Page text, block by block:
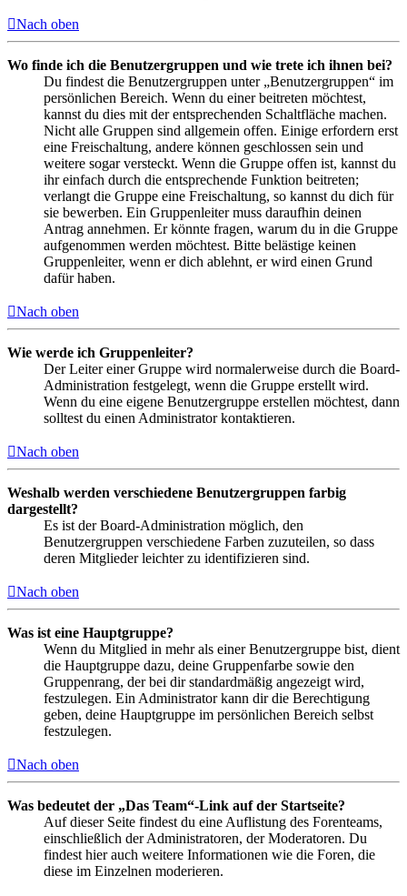
Nach oben
Wo finde ich die Benutzergruppen und wie trete ich ihnen bei?
Du findest die Benutzergruppen unter „Benutzergruppen“ im
persönlichen Bereich. Wenn du einer beitreten möchtest,
kannst du dies mit der entsprechenden Schaltfläche machen.
Nicht alle Gruppen sind allgemein offen. Einige erfordern erst
eine Freischaltung, andere können geschlossen sein und
weitere sogar versteckt. Wenn die Gruppe offen ist, kannst du
ihr einfach durch die entsprechende Funktion beitreten;
verlangt die Gruppe eine Freischaltung, so kannst du dich für
sie bewerben. Ein Gruppenleiter muss daraufhin deinen
Antrag annehmen. Er könnte fragen, warum du in die Gruppe
aufgenommen werden möchtest. Bitte belästige keinen
Gruppenleiter, wenn er dich ablehnt, er wird einen Grund
dafür haben.
Nach oben
Wie werde ich Gruppenleiter?
Der Leiter einer Gruppe wird normalerweise durch die Board-
Administration festgelegt, wenn die Gruppe erstellt wird.
Wenn du eine eigene Benutzergruppe erstellen möchtest, dann
solltest du einen Administrator kontaktieren.
Nach oben
Weshalb werden verschiedene Benutzergruppen farbig
dargestellt?
Es ist der Board-Administration möglich, den
Benutzergruppen verschiedene Farben zuzuteilen, so dass
deren Mitglieder leichter zu identifizieren sind.
Nach oben
Was ist eine Hauptgruppe?
Wenn du Mitglied in mehr als einer Benutzergruppe bist, dient
die Hauptgruppe dazu, deine Gruppenfarbe sowie den
Gruppenrang, der bei dir standardmäßig angezeigt wird,
festzulegen. Ein Administrator kann dir die Berechtigung
geben, deine Hauptgruppe im persönlichen Bereich selbst
festzulegen.
Nach oben
Was bedeutet der „Das Team“-Link auf der Startseite?
Auf dieser Seite findest du eine Auflistung des Forenteams,
einschließlich der Administratoren, der Moderatoren. Du
findest hier auch weitere Informationen wie die Foren, die
diese im Einzelnen moderieren.